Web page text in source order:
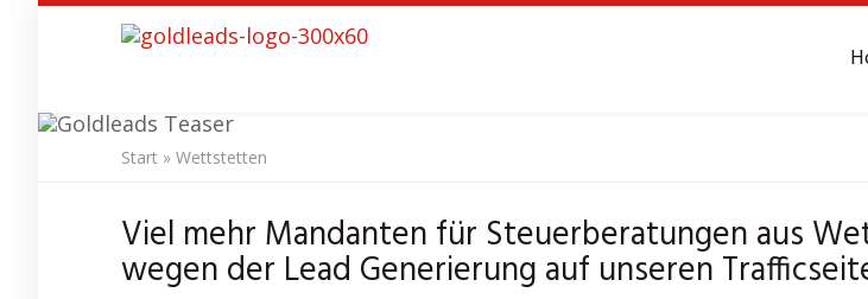
content
SEO Agentur
Start » Wettstetten
Viel mehr Mandanten für Steuerberatungen aus
wegen der Lead Generierung auf unseren